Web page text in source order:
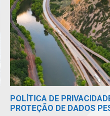
POLÍTICA DE
PROTEÇÃO DE DADOS